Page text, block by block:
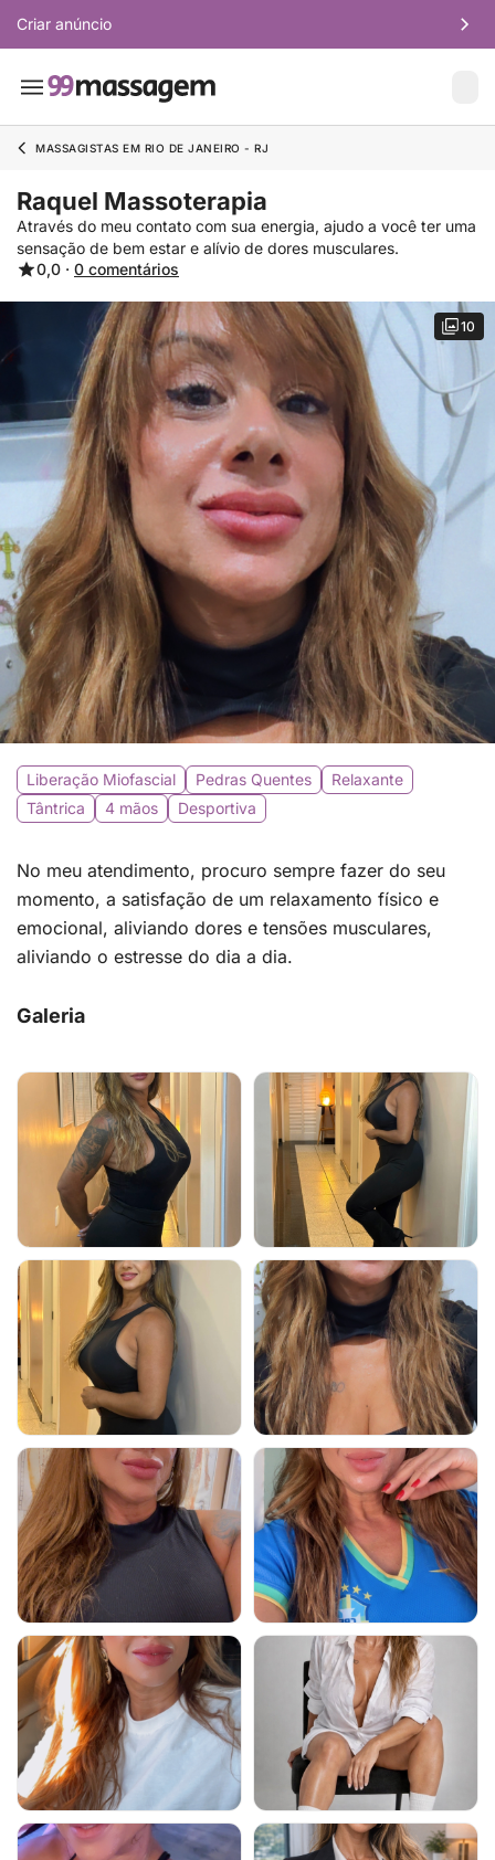
Criar anúncio
MASSAGISTAS EM RIO DE JANEIRO - RJ
Raquel Massoterapia
Através do meu contato com sua energia, ajudo a você ter uma
sensação de bem estar e alívio de dores musculares.
0,0 · 0 comentários
10
Liberação Miofascial Pedras Quentes
Relaxante
Tântrica
4 mãos Desportiva
No meu atendimento, procuro sempre fazer do seu
momento, a satisfação de um relaxamento físico e
emocional, aliviando dores e tensões musculares,
aliviando o estresse do dia a dia.
Galeria